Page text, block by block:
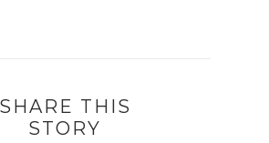
SHARE THIS
STORY